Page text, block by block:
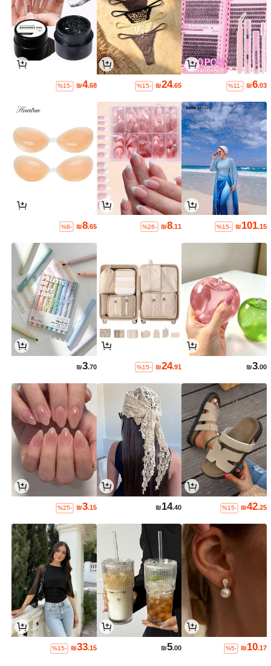
₪6.03
%11-
₪24.65
%15-
₪4.68
%15-
₪101.15
%15-
₪8.11
%26-
₪8.65
%8-
₪3.00
₪24.91
%15-
₪3.70
₪42.25
%15-
₪14.40
₪3.15
%25-
₪10.17
%5-
₪5.00
₪33.15
%15-